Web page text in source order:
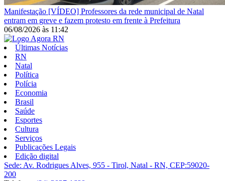
Manifestação [VÍDEO] Professores da rede municipal de Natal
entram em greve e fazem protesto em frente à Prefeitura
06/08/2026 às 11:42
Últimas Notícias
RN
Natal
Política
Polícia
Economia
Brasil
Saúde
Esportes
Cultura
Serviços
Publicações Legais
Edição digital
Sede: Av. Rodrigues Alves, 955 - Tirol, Natal - RN, CEP:59020-
200